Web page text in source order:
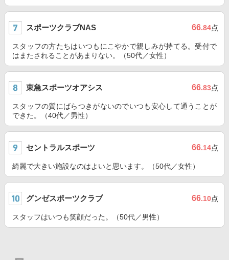
スポーツクラブNAS 66.84点
スタッフの方たちはいつもにこやかで親しみが持てる。受付で
はまたされることがあまりない。（50代／女性）
東急スポーツオアシス 66.83点
スタッフの質にばらつきがないのでいつも安心して通うことが
できた。（40代／男性）
セントラルスポーツ 66.14点
綺麗で大きい施設なのはよいと思います。（50代／女性）
グンゼスポーツクラブ 66.10点
スタッフはいつも笑顔だった。（50代／男性）